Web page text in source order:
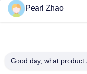
Metall-gabion Körbe
Pearl Zhao
Good day, what